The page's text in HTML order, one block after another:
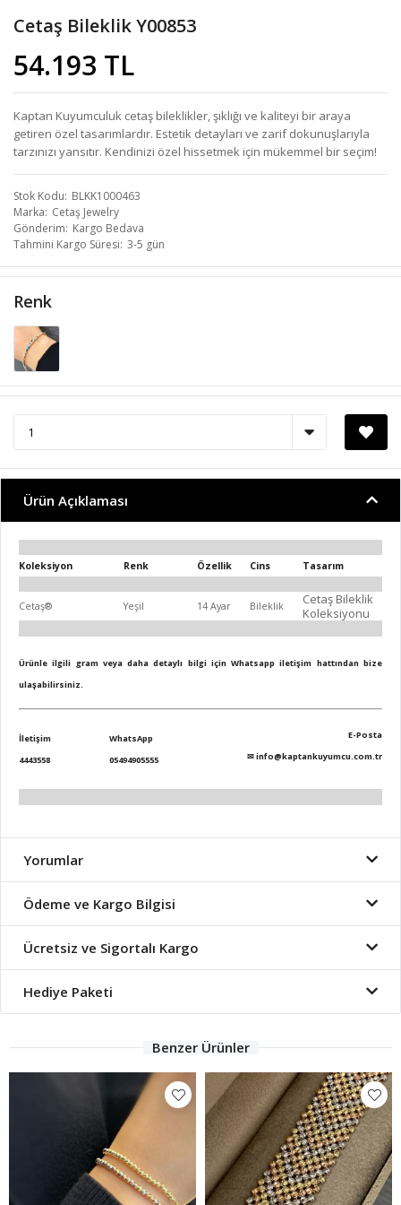
Cetaş Bileklik Y00853
54.193 TL
Kaptan Kuyumculuk cetaş bileklikler, şıklığı ve kaliteyi bir araya
getiren özel tasarımlardır. Estetik detayları ve zarif dokunuşlarıyla
tarzınızı yansıtır. Kendinizi özel hissetmek için mükemmel bir seçim!
Stok Kodu BLKK1000463
Marka Cetaş Jewelry
Gönderim Kargo Bedava
Tahmini Kargo Süresi 3-5 gün
Renk
Ürün Açıklaması
Koleksiyon Renk Özellik Cins Tasarım
Cetaş® Yeşil 14 Ayar Bileklik
Cetaş Bileklik
Koleksiyonu
Ürünle ilgili gram veya daha detaylı bilgi için Whatsapp iletişim hattından bize
ulaşabilirsiniz.
İletişim
4443558
WhatsApp
05494905555
E-Posta
✉info@kaptankuyumcu.com.tr
Yorumlar
Ödeme ve Kargo Bilgisi
Ücretsiz ve Sigortalı Kargo
Hediye Paketi
Benzer Ürünler